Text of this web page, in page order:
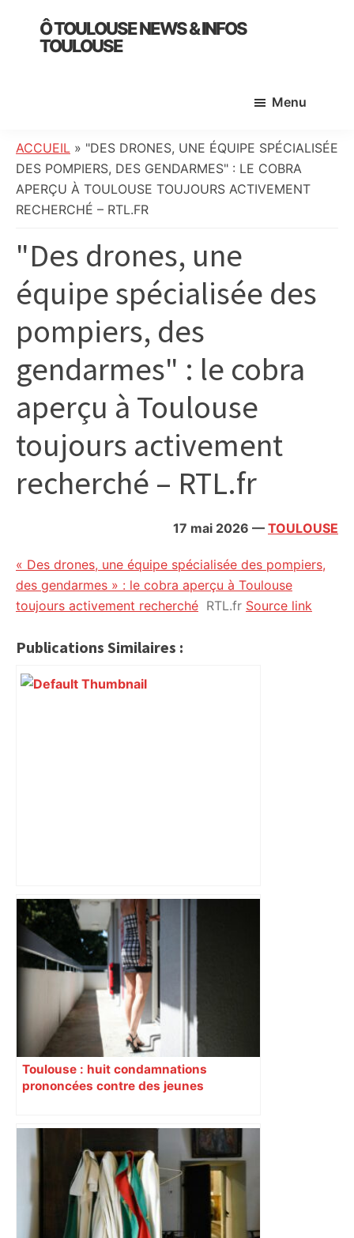
primary
Ô TOULOUSE NEWS & INFOS
TOULOUSE
:
info
locale,
société,
politique,
météo,
faits
divers
et
initiatives
citoyennes
Menu
ACCUEIL » "DES DRONES, UNE ÉQUIPE SPÉCIALISÉE
DES POMPIERS, DES GENDARMES" : LE COBRA
APERÇU À TOULOUSE TOUJOURS ACTIVEMENT
RECHERCHÉ – RTL.FR
"Des drones, une
équipe spécialisée des
pompiers, des
gendarmes" : le cobra
aperçu à Toulouse
toujours activement
recherché – RTL.fr
17 mai 2026 — TOULOUSE
« Des drones, une équipe spécialisée des pompiers,
des gendarmes » : le cobra aperçu à Toulouse
toujours activement recherché RTL.fr Source link
Publications Similaires :
Bilan du marché du logement neuf :
une lueur d'espoir pour l'immobilier à
Toulouse ? – Actu.fr
Toulouse : huit condamnations
prononcées contre des jeunes